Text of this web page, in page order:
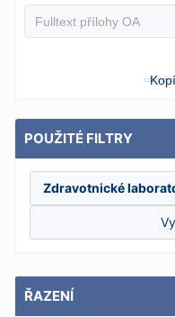
POUŽITÉ FILTRY
Zdravotnické
ŘAZENÍ